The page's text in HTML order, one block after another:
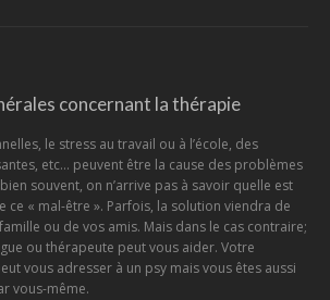
concernant la thérapie
le stress au travail ou à l’école, des
etc… peuvent être la cause des problèmes
souvent, on n’arrive pas à savoir quelle est
ce « mal-être ». Parfois, la solution viendra de
ou de vos amis. Mais dans le cas contraire;
ou thérapeute peut vous aider. Votre
vous adresser à un psy mais vous êtes aussi
vous-même.